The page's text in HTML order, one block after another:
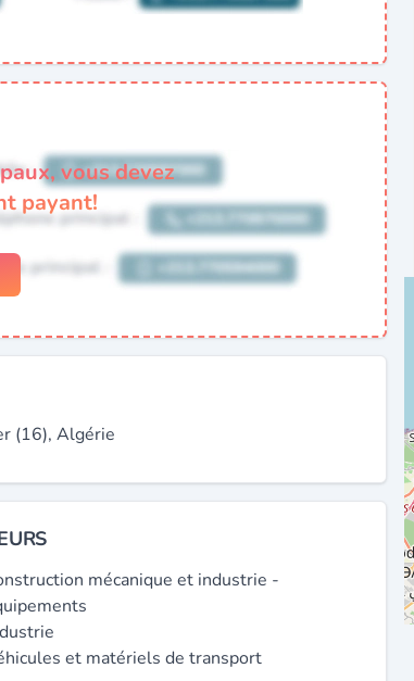
vous devez
payant!
(16), Algérie
mécanique et industrie -
et matériels de transport